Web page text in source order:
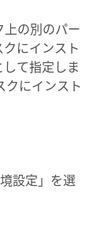
の別のパー
にインスト
て指定しま
クにインスト
設定」を選